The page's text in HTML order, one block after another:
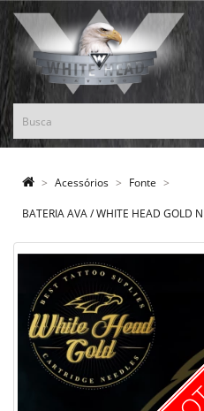
Acessórios Fonte
BATERIA AVA / WHITE HEAD GOLD